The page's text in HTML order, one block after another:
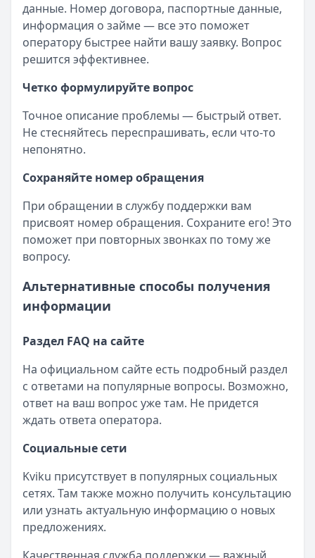
данные. Номер договора, паспортные данные,
информация о займе — все это поможет
оператору быстрее найти вашу заявку. Вопрос
решится эффективнее.
Четко формулируйте вопрос
Точное описание проблемы — быстрый ответ.
Не стесняйтесь переспрашивать, если что-то
непонятно.
Сохраняйте номер обращения
При обращении в службу поддержки вам
присвоят номер обращения. Сохраните его! Это
поможет при повторных звонках по тому же
вопросу.
Альтернативные способы получения
информации
Раздел FAQ на сайте
На официальном сайте есть подробный раздел
с ответами на популярные вопросы. Возможно,
ответ на ваш вопрос уже там. Не придется
ждать ответа оператора.
Социальные сети
Kviku присутствует в популярных социальных
сетях. Там также можно получить консультацию
или узнать актуальную информацию о новых
предложениях.